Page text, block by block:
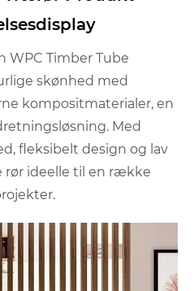
WPC Timber Tube
skønhed med
kompositmaterialer, en
Med
fleksibelt design og lav
rør ideelle til en række